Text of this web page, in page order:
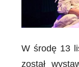
W środę 13
został